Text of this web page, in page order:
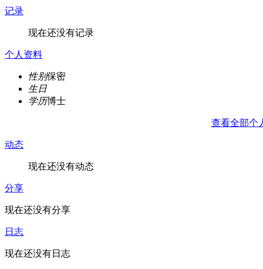
记录
现在还没有记录
个人资料
性别保密
生日
学历博士
查看全部个
动态
现在还没有动态
分享
现在还没有分享
日志
现在还没有日志